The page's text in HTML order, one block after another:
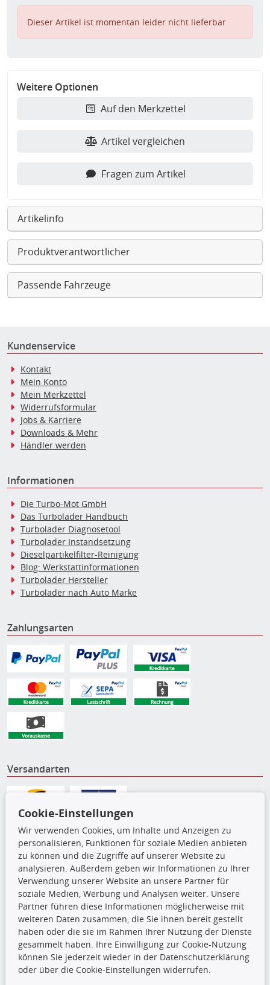
Dieser Artikel ist momentan leider nicht lieferbar
Weitere Optionen
Auf den Merkzettel
Artikel vergleichen
Fragen zum Artikel
Artikelinfo
Produktverantwortlicher
Passende Fahrzeuge
Kundenservice
Kontakt
Mein Konto
Mein Merkzettel
Widerrufsformular
Jobs & Karriere
Downloads & Mehr
Händler werden
Informationen
Die Turbo-Mot GmbH
Das Turbolader Handbuch
Turbolader Diagnosetool
Turbolader Instandsetzung
Dieselpartikelfilter-Reinigung
Blog: Werkstattinformationen
Turbolader Hersteller
Turbolader nach Auto Marke
Zahlungsarten
Versandarten
Die hier angezeigten Daten,
insbesondere die gesamte Datenbank,
dürfen nicht kopiert werden. Es ist zu
unterlassen, die Daten oder die gesamte Datenbank ohne
vorherige Zustimmung TecDocs zu vervielfältigen, zu
Cookie-Einstellungen
Wir verwenden Cookies, um Inhalte und Anzeigen zu
personalisieren, Funktionen für soziale Medien anbieten
zu können und die Zugriffe auf unserer Website zu
analysieren. Außerdem geben wir Informationen zu Ihrer
Verwendung unserer Website an unsere Partner für
soziale Medien, Werbung und Analysen weiter. Unsere
Partner führen diese Informationen möglicherweise mit
weiteren Daten zusammen, die Sie ihnen bereit gestellt
haben oder die sie im Rahmen Ihrer Nutzung der Dienste
gesammelt haben. Ihre Einwilligung zur Cookie-Nutzung
können Sie jederzeit wieder in der Datenschutzerklärung
oder über die Cookie-Einstellungen widerrufen.